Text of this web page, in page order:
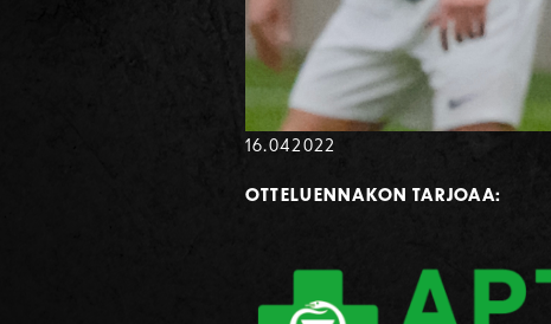
16.042022
OTTELUENNAKON TARJOAA: